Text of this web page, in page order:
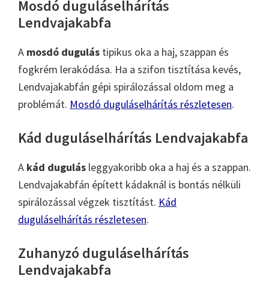
Mosdó duguláselhárítás
Lendvajakabfa
A mosdó dugulás tipikus oka a haj, szappan és
fogkrém lerakódása. Ha a szifon tisztítása kevés,
Lendvajakabfán gépi spirálozással oldom meg a
problémát. Mosdó duguláselhárítás részletesen.
Kád duguláselhárítás Lendvajakabfa
A kád dugulás leggyakoribb oka a haj és a szappan.
Lendvajakabfán épített kádaknál is bontás nélküli
spirálozással végzek tisztítást. Kád
duguláselhárítás részletesen.
Zuhanyzó duguláselhárítás
Lendvajakabfa